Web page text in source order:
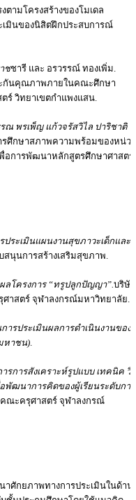
ตามโครงสร้างของโมเดล
เมินของนิสิตฝึกประสบการณ์
ชชารี และ อรวรรณ์ ทองเพิ่ม.
ะกันคุณภาพภายในคณะศึกษา
ร์ วิทยาเขตกำแพงแสน.
ณ พรเพ็ญ แก้วจรัสวิไล ปาริชาติ
รศึกษาสภาพความพร้อมของหน่วย
อการพัฒนาหลักสูตรศึกษาศาสตร
ประเมินแผนงานสุขภาวะเด็กและ
นุนการสร้างเสริมสุขภาพ.
ลโครงการ “ทรูปลูกปัญญา”.บริษัท
าสตร์ จุฬาลงกรณ์มหาวิทยาลัย.
การประเมินผลการดำเนินงานของ
หาชน).
ารการสังเคราะห์รูปแบบ เทคนิค วิธี
พัฒนาการคิดของผู้เรียนระดับการ
ณะครุศาสตร์ จุฬาลงกรณ์
ศักยภาพทางการประเมินในด้าน